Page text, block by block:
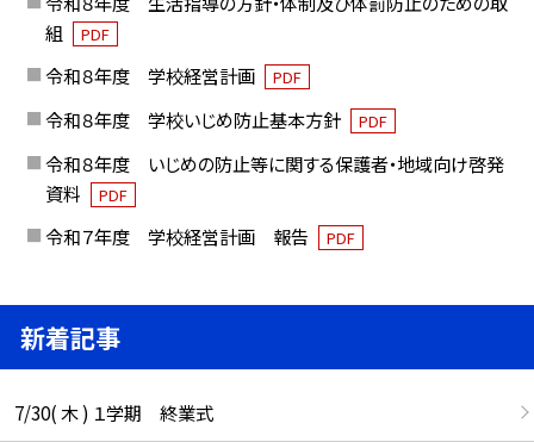
組
PDF
令和８年度 学校経営計画 PDF
令和８年度 学校いじめ防止基本方針 PDF
令和８年度 いじめの防止等に関する保護者・地域向け啓発
資料
PDF
令和７年度 学校経営計画 報告 PDF
新着記事
7/30( 木 ) １学期 終業式